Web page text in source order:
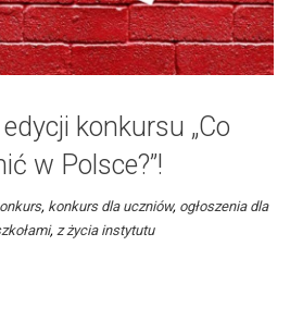
konkursu „Co
w Polsce?”!
, konkurs dla uczniów, ogłoszenia dla
, z życia instytutu